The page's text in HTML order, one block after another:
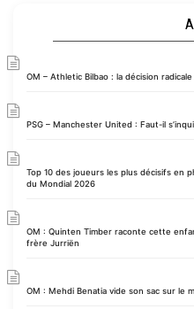
OM – Athletic Bilbao : la décision
PSG – Manchester United : Faut-il
Top 10 des joueurs les plus décisifs en
du Mondial 2026
OM : Quinten Timber raconte cette
frère Jurriën
OM : Mehdi Benatia vide son sac sur le